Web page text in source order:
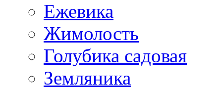
Ежевика
Жимолость
Голубика садовая
Земляника